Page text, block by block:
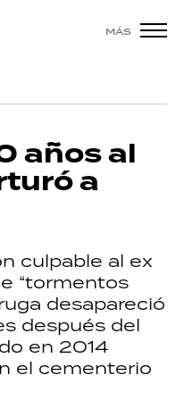
MÁS
años al
a
culpable al ex
“tormentos
desapareció
después del
en 2014
el cementerio